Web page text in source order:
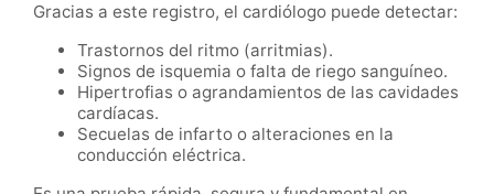
Gracias a este registro, el cardiólogo puede detectar:
Trastornos del ritmo (arritmias).
Signos de isquemia o falta de riego sanguíneo.
Hipertrofias o agrandamientos de las cavidades
cardíacas.
Secuelas de infarto o alteraciones en la
conducción eléctrica.